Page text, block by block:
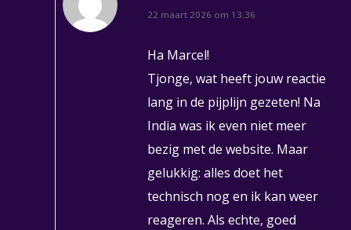
22 maart 2026 om 13:36
Ha Marcel!
Tjonge, wat heeft jouw reactie
lang in de pijplijn gezeten! Na
India was ik even niet meer
bezig met de website. Maar
gelukkig: alles doet het
technisch nog en ik kan weer
reageren. Als echte, goed